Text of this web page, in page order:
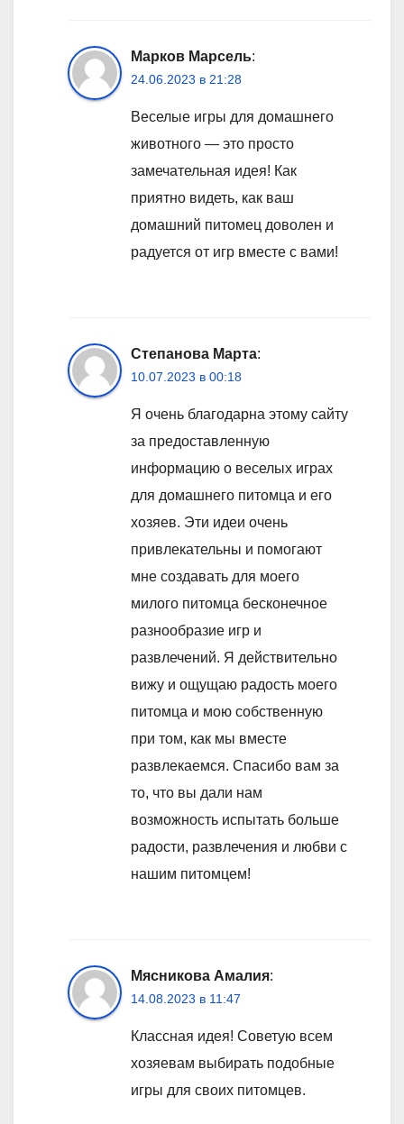
Марков Марсель:
24.06.2023 в 21:28
Веселые игры для домашнего
животного — это просто
замечательная идея! Как
приятно видеть, как ваш
домашний питомец доволен и
радуется от игр вместе с вами!
Степанова Марта:
10.07.2023 в 00:18
Я очень благодарна этому сайту
за предоставленную
информацию о веселых играх
для домашнего питомца и его
хозяев. Эти идеи очень
привлекательны и помогают
мне создавать для моего
милого питомца бесконечное
разнообразие игр и
развлечений. Я действительно
вижу и ощущаю радость моего
питомца и мою собственную
при том, как мы вместе
развлекаемся. Спасибо вам за
то, что вы дали нам
возможность испытать больше
радости, развлечения и любви с
нашим питомцем!
Мясникова Амалия:
14.08.2023 в 11:47
Классная идея! Советую всем
хозяевам выбирать подобные
игры для своих питомцев.